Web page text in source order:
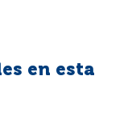
en esta